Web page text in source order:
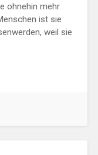
ohnehin mehr
ist sie
weil sie